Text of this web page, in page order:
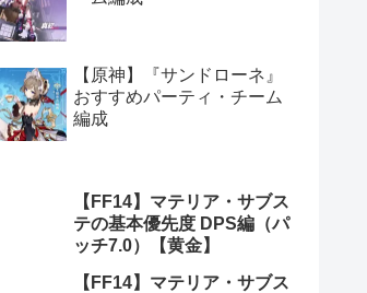
【原神】『サンドローネ』
おすすめパーティ・チーム
編成
【FF14】マテリア・サブス
テの基本優先度 DPS編（パ
ッチ7.0）【黄金】
【FF14】マテリア・サブス